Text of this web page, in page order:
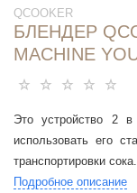
QCOOKER
БЛЕНДЕР
MACHINE
Это устройство 2
использовать его
транспортировки сока.
Подробное описание